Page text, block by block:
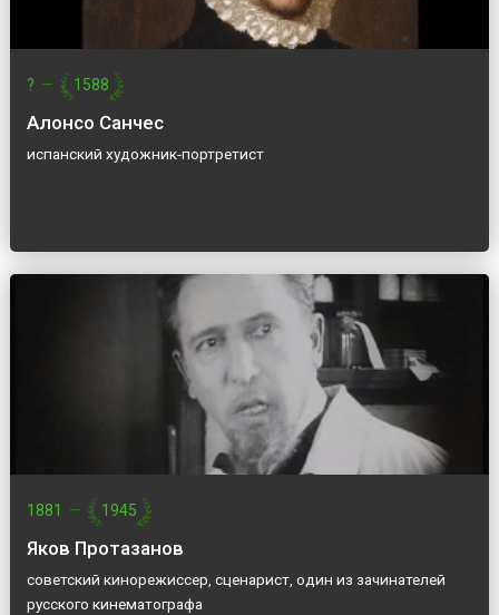
? — 1588
Алонсо Санчес
испанский художник-портретист
1881 — 1945
Яков Протазанов
советский кинорежиссер, сценарист, один из зачинателей
русского кинематографа